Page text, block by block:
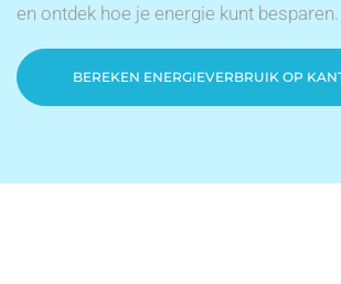
en ontdek hoe je energie kunt besparen.
BEREKEN ENERGIEVERBRUIK OP